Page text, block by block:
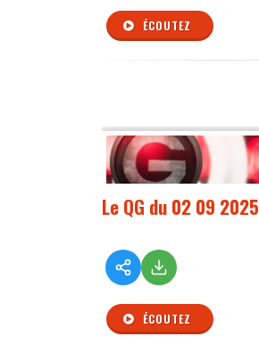
ÉCOUTEZ
Le QG du 02 09 2025
ÉCOUTEZ